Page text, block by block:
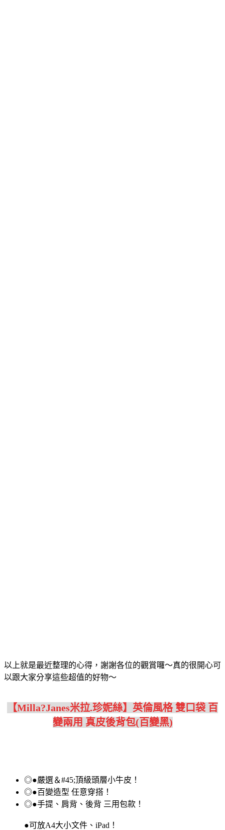
以上就是最近整理的心得，謝謝各位的觀賞囉～真的很開心可
以跟大家分享這些超值的好物～
【Milla?Janes米拉.珍妮絲】英倫風格 雙口袋 百
變兩用 真皮後背包(百變黑)
◎●嚴選＆#45;頂級頭層小牛皮！
◎●百變造型 任意穿搭！
◎●手提、肩背、後背 三用包款！
●可放A4大小文件、iPad！